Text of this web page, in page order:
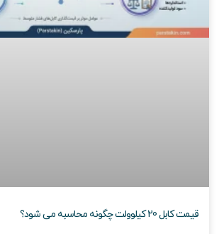
قیمت کابل 20 کیلوولت چگونه محاسبه می شود؟